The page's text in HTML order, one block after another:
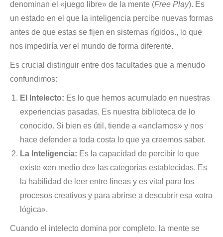
denominan el «juego libre» de la mente (Free Play). Es
un estado en el que la inteligencia percibe nuevas formas
antes de que estas se fijen en sistemas rígidos., lo que
nos impediría ver el mundo de forma diferente.
Es crucial distinguir entre dos facultades que a menudo
confundimos:
El Intelecto: Es lo que hemos acumulado en nuestras
experiencias pasadas. Es nuestra biblioteca de lo
conocido. Si bien es útil, tiende a «anclarnos» y nos
hace defender a toda costa lo que ya creemos saber.
La Inteligencia: Es la capacidad de percibir lo que
existe «en medio de» las categorías establecidas. Es
la habilidad de leer entre líneas y es vital para los
procesos creativos y para abrirse a descubrir esa «otra
lógica».
Cuando el intelecto domina por completo, la mente se